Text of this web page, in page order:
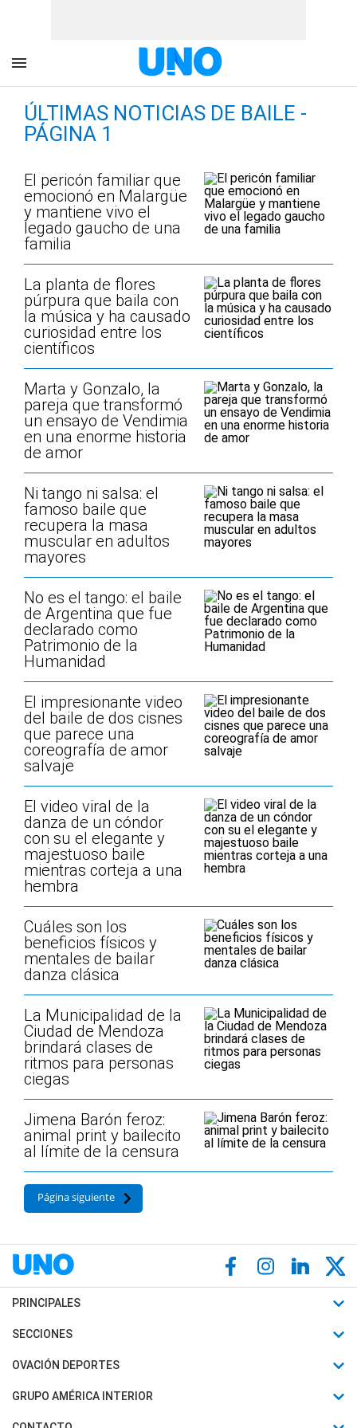
ÚLTIMAS NOTICIAS DE BAILE -
PÁGINA 1
El pericón familiar que
emocionó en Malargüe
y mantiene vivo el
legado gaucho de una
familia
La planta de flores
púrpura que baila con
la música y ha causado
curiosidad entre los
científicos
Marta y Gonzalo, la
pareja que transformó
un ensayo de Vendimia
en una enorme historia
de amor
Ni tango ni salsa: el
famoso baile que
recupera la masa
muscular en adultos
mayores
No es el tango: el baile
de Argentina que fue
declarado como
Patrimonio de la
Humanidad
El impresionante video
del baile de dos cisnes
que parece una
coreografía de amor
salvaje
El video viral de la
danza de un cóndor
con su el elegante y
majestuoso baile
mientras corteja a una
hembra
Cuáles son los
beneficios físicos y
mentales de bailar
danza clásica
La Municipalidad de la
Ciudad de Mendoza
brindará clases de
ritmos para personas
ciegas
Jimena Barón feroz:
animal print y bailecito
al límite de la censura
Página siguiente
PRINCIPALES
Últimas Noticias
Política
SECCIONES
Horóscopo
Motores
OVACIÓN DEPORTES
Fútbol
Mundial
GRUPO AMÉRICA INTERIOR